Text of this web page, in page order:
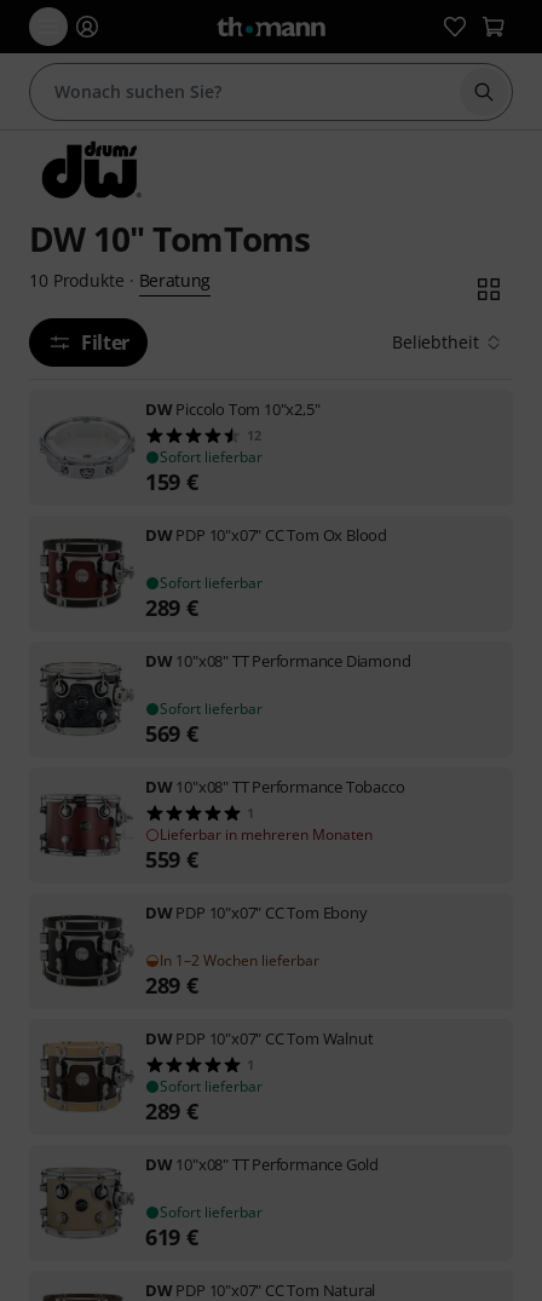
Suche
DW 10" TomToms
10 Produkte · Beratung
Filter Beliebtheit
DWPiccolo Tom 10"x2,5"
12
Sofort lieferbar
159 €
DWPDP 10"x07" CC Tom Ox Blood
Sofort lieferbar
289 €
DW10"x08" TT Performance Diamond
Sofort lieferbar
569 €
DW10"x08" TT Performance Tobacco
1
Lieferbar in mehreren Monaten
559 €
DWPDP 10"x07" CC Tom Ebony
In 1–2 Wochen lieferbar
289 €
DWPDP 10"x07" CC Tom Walnut
1
Sofort lieferbar
289 €
DW10"x08" TT Performance Gold
Sofort lieferbar
619 €
DWPDP 10"x07" CC Tom Natural